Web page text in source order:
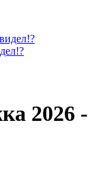
2026 -